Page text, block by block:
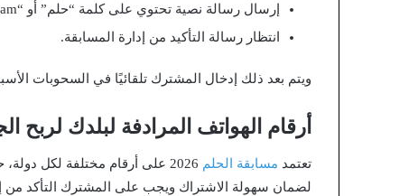
إرسال رسالة نصية تحتوي على كلمة “حلم” أو “Dream” إلى الرقم المخصص لبلدك.
انتظار رسالة التأكيد من إدارة المسابقة.
ويتم بعد ذلك إدخال المشترك تلقائيًا في السحوبات
أرقام الهواتف المرادفة لبلدك لربح
تعتمد مسابقة الحلم
2026 على أرقام مختلفة لكل
لضمان سهولة الاشتراك ويجب على المشترك التأكد من